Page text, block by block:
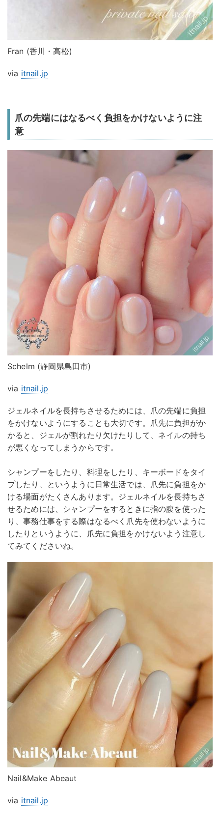
Fran (香川・高松)
via itnail.jp
爪の先端にはなるべく負担をかけないように注
意
Schelm (静岡県島田市)
via itnail.jp
ジェルネイルを長持ちさせるためには、爪の先端に負担
をかけないようにすることも大切です。爪先に負担がか
かると、ジェルが割れたり欠けたりして、ネイルの持ち
が悪くなってしまうからです。
シャンプーをしたり、料理をしたり、キーボードをタイ
プしたり、というように日常生活では、爪先に負担をか
ける場面がたくさんあります。ジェルネイルを長持ちさ
せるためには、シャンプーをするときに指の腹を使った
り、事務仕事をする際はなるべく爪先を使わないように
したりというように、爪先に負担をかけないよう注意し
てみてくださいね。
Nail&Make Abeaut
via itnail.jp